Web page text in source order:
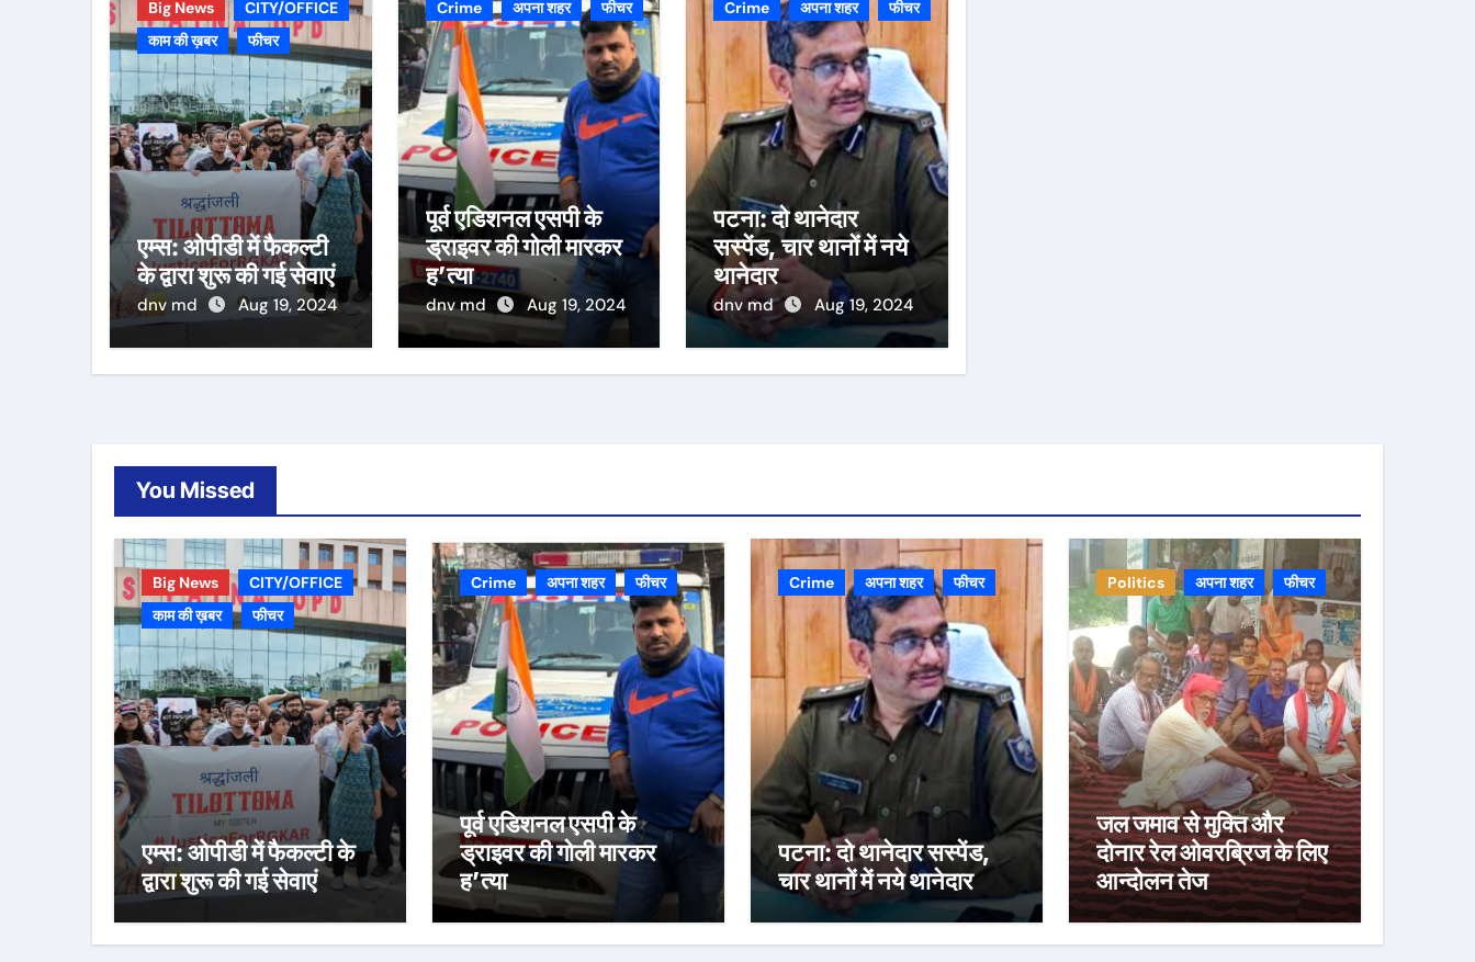
Big News
CITY/OFFICE
काम की ख़बर
फीचर
एम्स: ओपीडी में फैकल्टी
के द्वारा शुरू की गई सेवाएं
dnv md Aug 19, 2024
Crime अपना शहर फीचर
पूर्व एडिशनल एसपी के
ड्राइवर की गोली मारकर
ह’त्या
dnv md Aug 19, 2024
Crime अपना शहर फीचर
पटना: दो थानेदार
सस्पेंड, चार थानों में नये
थानेदार
dnv md Aug 19, 2024
You Missed
Big News
CITY/OFFICE
काम की ख़बर
फीचर
एम्स: ओपीडी में फैकल्टी के
द्वारा शुरू की गई सेवाएं
Crime अपना शहर फीचर
पूर्व एडिशनल एसपी के
ड्राइवर की गोली मारकर
ह’त्या
Crime अपना शहर फीचर
पटना: दो थानेदार सस्पेंड,
चार थानों में नये थानेदार
Politics अपना शहर फीचर
जल जमाव से मुक्ति और
दोनार रेल ओवरब्रिज के लिए
आन्दोलन तेज